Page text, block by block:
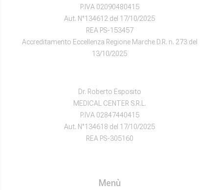
P.IVA 02090480415
Aut. N°134612 del 17/10/2025
REA PS-153457
Accreditamento Eccellenza Regione Marche D.R. n. 273 del
13/10/2025
Dr. Roberto Esposito
MEDICAL CENTER S.R.L.
P.IVA 02847440415
Aut. N°134618 del 17/10/2025
REA PS-305160
Menù